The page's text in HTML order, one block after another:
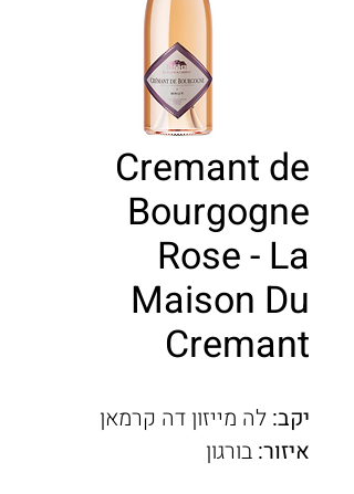
Cremant de
Bourgogne
Rose - La
Maison Du
Cremant
יקב: לה מייזון דה קרמאן
איזור: בורגון